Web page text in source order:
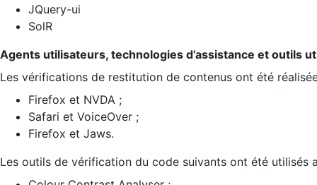
JQuery-ui
SolR
Agents utilisateurs, technologies d’assistance et outils
Les vérifications de restitution de contenus ont été
Firefox et NVDA ;
Safari et VoiceOver ;
Firefox et Jaws.
Les outils de vérification du code suivants ont été utilisés